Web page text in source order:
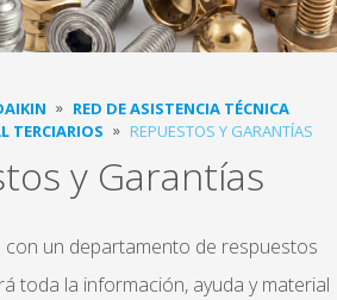
RED DE ASISTENCIA TÉCNICA
TERCIARIOS
REPUESTOS Y GARANTÍAS
y Garantías
con un departamento de respuestos
toda la información, ayuda y material